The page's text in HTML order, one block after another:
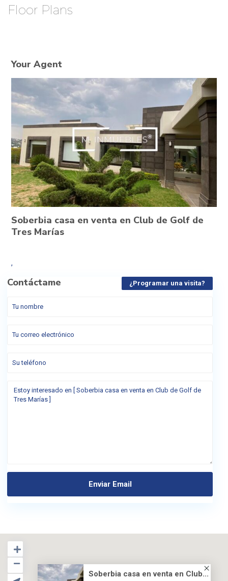
Floor Plans
Your Agent
Soberbia casa en venta en Club de Golf de
Tres Marías
,
Contáctame ¿Programar una visita?
Soberbia casa en venta en Club...